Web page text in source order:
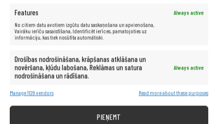
Features
Always active
No citiem datu avotiem izgūtu datu saskaņošana un apvienošana,
Vairāku ierīču sasaistīšana, Identificēt ierīces, pamatojoties uz
informāciju, kas tiek nosūtīta automātiski.
Drošības nodrošināšana, krāpšanas atklāšana un
novēršana, kļūdu labošana, Reklāmas un satura
nodrošināšana un rādīšana.
Always active
Manage 1129 vendors Read more about these purposes
PIEŅEMT
līmeņiem. GeForce Now instalētā programmatūra ļaus jums
iegrimt virtuālajā spēļu pasaulē ar neierobežotām iespējām.